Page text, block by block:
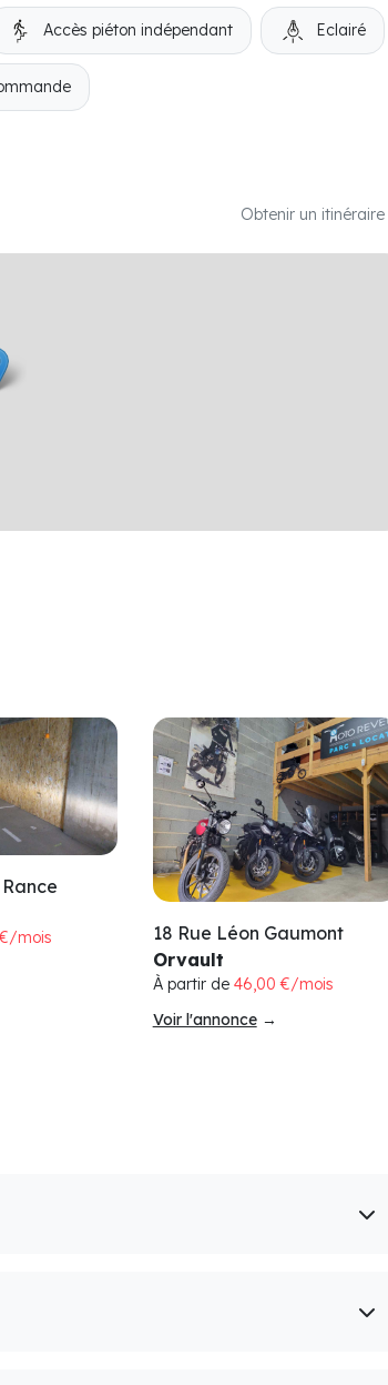
Accès piéton indépendant Eclairé
Obtenir un itinéraire
mois
18 Rue Léon Gaumont
Orvault
À partir de 46,00 €/mois
Voir l'annonce→